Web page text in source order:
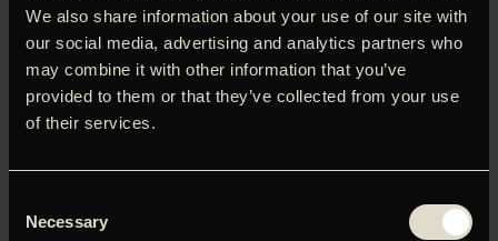
We also share information about your use of our site with
our social media, advertising and analytics partners who
may combine it with other information that you’ve
provided to them or that they’ve collected from your use
of their services.
Selection
Necessary
‘Bjergtagende. Forbløffende og bevægende.’
hus og passer hver deres fårebestand, der er fremavlet
gennem generationer. Men selvom de deler jorder og